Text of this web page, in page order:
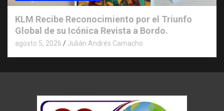
KLM Recibe Reconocimiento por el Triunfo
Global de su Icónica Revista a Bordo.
agosto 5, 2026 Julián Andrés Camacho